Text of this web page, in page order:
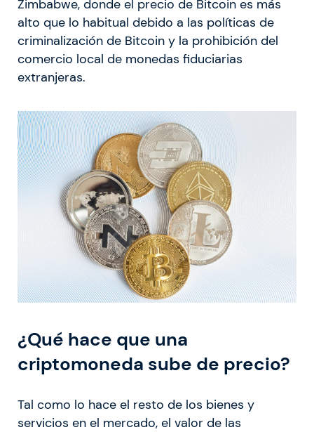
Zimbabwe, donde el precio de Bitcoin es más
alto que lo habitual debido a las políticas de
criminalización de Bitcoin y la prohibición del
comercio local de monedas fiduciarias
extranjeras.
¿Qué hace que una
criptomoneda sube de precio?
Tal como lo hace el resto de los bienes y
servicios en el mercado, el valor de las